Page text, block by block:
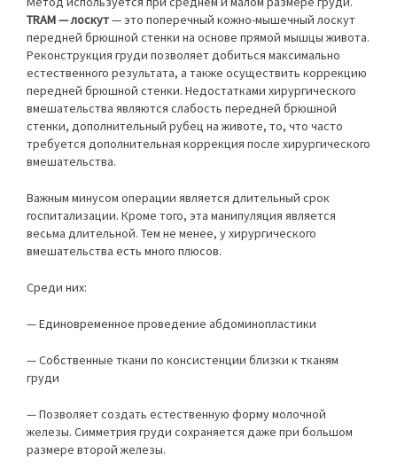
TRAM — лоскут— это поперечный кожно-мышечный лоскут
передней брюшной стенки на основе прямой мышцы живота.
Реконструкция груди позволяет добиться максимально
естественного результата, а также осуществить коррекцию
передней брюшной стенки. Недостатками хирургического
вмешательства являются слабость передней брюшной
стенки, дополнительный рубец на животе, то, что часто
требуется дополнительная коррекция после хирургического
вмешательства.
Важным минусом операции является длительный срок
госпитализации. Кроме того, эта манипуляция является
весьма длительной. Тем не менее, у хирургического
вмешательства есть много плюсов.
Среди них:
— Единовременное проведение абдоминопластики
— Собственные ткани по консистенции близки к тканям
груди
— Позволяет создать естественную форму молочной
железы. Симметрия груди сохраняется даже при большом
размере второй железы.